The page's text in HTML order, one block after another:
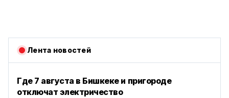
Лента новостей
Где 7 августа в Бишкеке и пригороде
отключат электричество